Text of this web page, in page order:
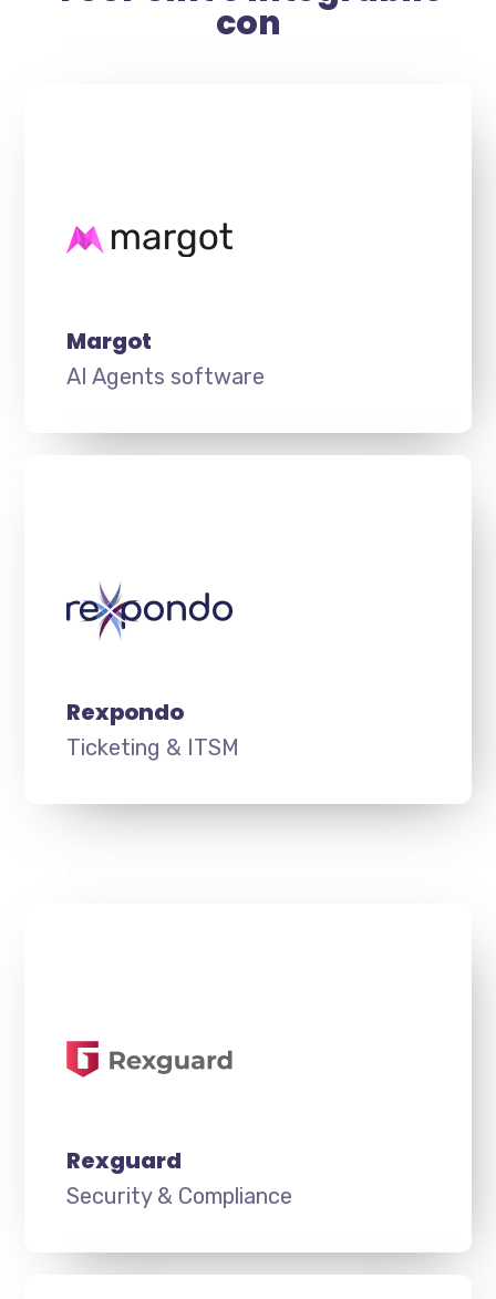
con
Margot
AI Agents software
Rexpondo
Ticketing & ITSM
Rexguard
Security & Compliance